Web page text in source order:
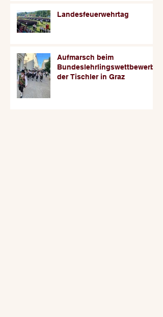
Landesfeuerwehrtag
Aufmarsch beim
Bundeslehrlingswettbewerb
der Tischler in Graz